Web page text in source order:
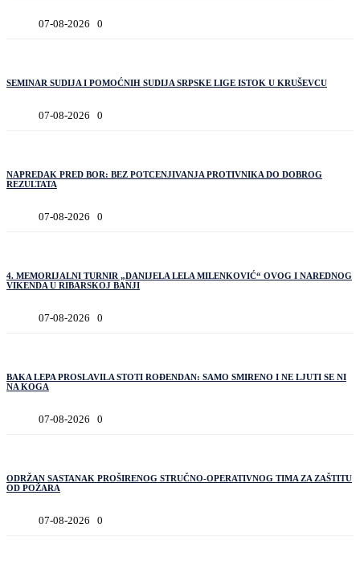
07-08-2026 0
SEMINAR SUDIJA I POMOĆNIH SUDIJA SRPSKE LIGE ISTOK U KRUŠEVCU
07-08-2026 0
NAPREDAK PRED BOR: BEZ POTCENJIVANJA PROTIVNIKA DO DOBROG
REZULTATA
07-08-2026 0
4. MEMORIJALNI TURNIR „DANIJELA LELA MILENKOVIĆ“ OVOG I NAREDNOG
VIKENDA U RIBARSKOJ BANJI
07-08-2026 0
BAKA LEPA PROSLAVILA STOTI ROĐENDAN: SAMO SMIRENO I NE LJUTI SE NI
NA KOGA
07-08-2026 0
ODRŽAN SASTANAK PROŠIRENOG STRUČNO-OPERATIVNOG TIMA ZA ZAŠTITU
OD POŽARA
07-08-2026 0